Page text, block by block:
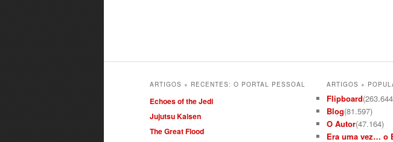
ARTIGOS + RECENTES: O PORTAL PESSOAL
Echoes of the Jedi
Jujutsu Kaisen
The Great Flood
ARTIGOS +
Flipboard
Blog(81.597)
O Autor(47.164)
Era uma vez… o